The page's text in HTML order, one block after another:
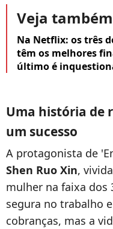
Veja também
Na Netflix: os três
têm os melhores
último é
Uma história de
um sucesso
A protagonista de
Shen Ruo Xin,
mulher na faixa dos
segura no trabalho
cobranças, mas a